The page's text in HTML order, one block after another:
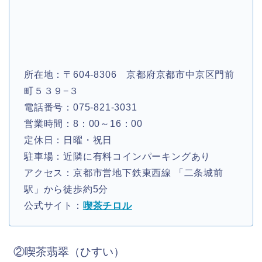
所在地：〒604-8306 京都府京都市中京区門前
町５３９−３
電話番号：075-821-3031
営業時間：8：00～16：00
定休日：日曜・祝日
駐車場：近隣に有料コインパーキングあり
アクセス： 京都市営地下鉄東西線 「二条城前
駅」から徒歩約5分
公式サイト： 喫茶チロル
②喫茶翡翠（ひすい）